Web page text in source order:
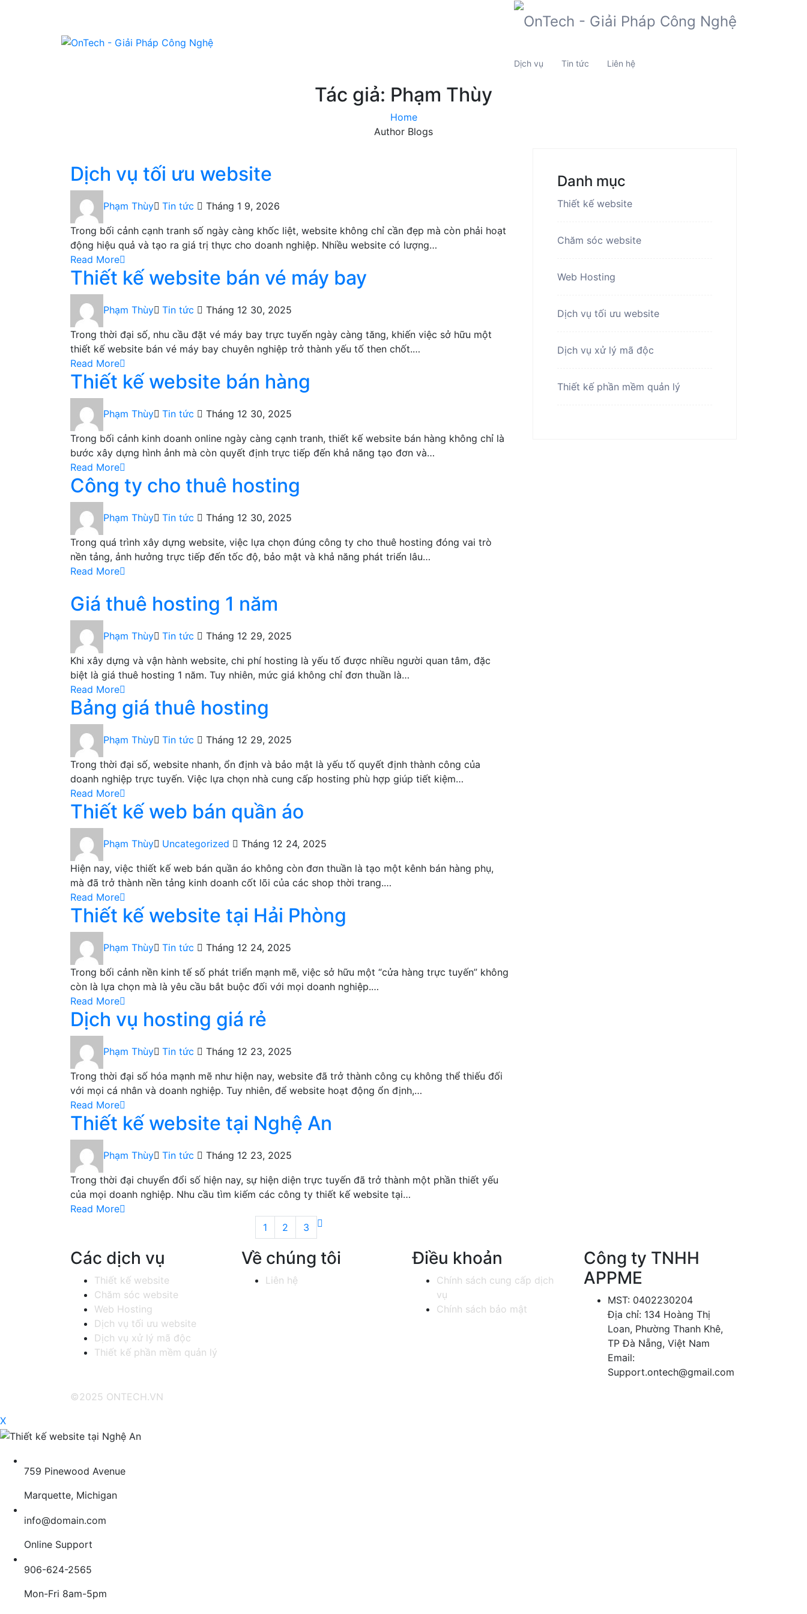
Dịch vụ Tin tức Liên hệ
Tác giả: Phạm Thùy
Home
Author Blogs
Dịch vụ tối ưu website
Phạm Thùy Tin tức Tháng 1 9, 2026
Trong bối cảnh cạnh tranh số ngày càng khốc liệt, website không chỉ cần đẹp mà còn phải hoạt
động hiệu quả và tạo ra giá trị thực cho doanh nghiệp. Nhiều website có lượng…
Read More
Thiết kế website bán vé máy bay​
Phạm Thùy Tin tức Tháng 12 30, 2025
Trong thời đại số, nhu cầu đặt vé máy bay trực tuyến ngày càng tăng, khiến việc sở hữu một
thiết kế website bán vé máy bay chuyên nghiệp trở thành yếu tố then chốt.…
Read More
Thiết kế website bán hàng
Phạm Thùy Tin tức Tháng 12 30, 2025
Trong bối cảnh kinh doanh online ngày càng cạnh tranh, thiết kế website bán hàng không chỉ là
bước xây dựng hình ảnh mà còn quyết định trực tiếp đến khả năng tạo đơn và…
Read More
Công ty cho thuê hosting
Phạm Thùy Tin tức Tháng 12 30, 2025
Trong quá trình xây dựng website, việc lựa chọn đúng công ty cho thuê hosting đóng vai trò
nền tảng, ảnh hưởng trực tiếp đến tốc độ, bảo mật và khả năng phát triển lâu…
Read More
Giá thuê hosting 1 năm
Phạm Thùy Tin tức Tháng 12 29, 2025
Khi xây dựng và vận hành website, chi phí hosting là yếu tố được nhiều người quan tâm, đặc
biệt là giá thuê hosting 1 năm. Tuy nhiên, mức giá không chỉ đơn thuần là…
Read More
Bảng giá thuê hosting
Phạm Thùy Tin tức Tháng 12 29, 2025
Trong thời đại số, website nhanh, ổn định và bảo mật là yếu tố quyết định thành công của
doanh nghiệp trực tuyến. Việc lựa chọn nhà cung cấp hosting phù hợp giúp tiết kiệm…
Read More
Thiết kế web bán quần áo
Phạm Thùy Uncategorized Tháng 12 24, 2025
Hiện nay, việc thiết kế web bán quần áo không còn đơn thuần là tạo một kênh bán hàng phụ,
mà đã trở thành nền tảng kinh doanh cốt lõi của các shop thời trang.…
Read More
Thiết kế website tại Hải Phòng
Phạm Thùy Tin tức Tháng 12 24, 2025
Trong bối cảnh nền kinh tế số phát triển mạnh mẽ, việc sở hữu một “cửa hàng trực tuyến” không
còn là lựa chọn mà là yêu cầu bắt buộc đối với mọi doanh nghiệp.…
Read More
Dịch vụ hosting giá rẻ
Phạm Thùy Tin tức Tháng 12 23, 2025
Trong thời đại số hóa mạnh mẽ như hiện nay, website đã trở thành công cụ không thể thiếu đối
với mọi cá nhân và doanh nghiệp. Tuy nhiên, để website hoạt động ổn định,…
Read More
Thiết kế website tại Nghệ An
Phạm Thùy Tin tức Tháng 12 23, 2025
Trong thời đại chuyển đổi số hiện nay, sự hiện diện trực tuyến đã trở thành một phần thiết yếu
của mọi doanh nghiệp. Nhu cầu tìm kiếm các công ty thiết kế website tại…
Read More
1
2 3
Danh mục
Thiết kế website
Chăm sóc website
Web Hosting
Dịch vụ tối ưu website
Dịch vụ xử lý mã độc
Thiết kế phần mềm quản lý
Các dịch vụ
Thiết kế website
Chăm sóc website
Web Hosting
Dịch vụ tối ưu website
Dịch vụ xử lý mã độc
Thiết kế phần mềm quản lý
Về chúng tôi
Liên hệ
Điều khoản
Chính sách cung cấp dịch
vụ
Chính sách bảo mật
Công ty TNHH
APPME
MST: 0402230204
Địa chỉ: 134 Hoàng Thị
Loan, Phường Thanh Khê,
TP Đà Nẵng, Việt Nam
Email:
Support.ontech@gmail.com
©2025 ONTECH.VN
X
759 Pinewood Avenue
Marquette, Michigan
info@domain.com
Online Support
906-624-2565
Mon-Fri 8am-5pm